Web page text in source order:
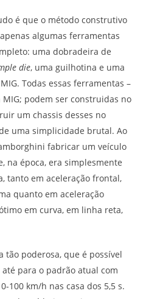
é que o método construtivo
algumas ferramentas
uma dobradeira de
die, uma guilhotina e uma
Todas essas ferramentas –
MIG; podem ser construidas no
um chassis desses no
uma simplicidade brutal. Ao
fabricar um veículo
na época, era simplesmente
tanto em aceleração frontal,
quanto em aceleração
em curva, em linha reta,
tão poderosa, que é possível
para o padrão atual com
100 km/h nas casa dos 5,5 s.